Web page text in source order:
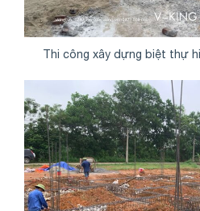
Thi công xây dựng biệt thự